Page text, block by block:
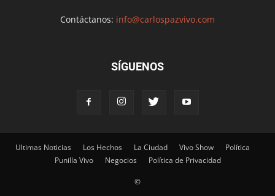
Contáctanos: info@carlospazvivo.com
SÍGUENOS
Ultimas Noticias Los Hechos La Ciudad Vivo Show
Política
Punilla Vivo
Negocios Política de Privacidad
©